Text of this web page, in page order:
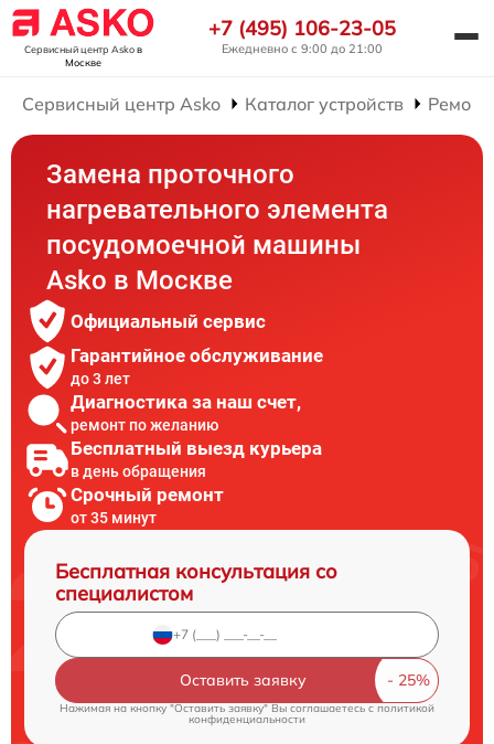
Сервисный центр Askoв
Москве
+7 (495) 106-23-05
Ежедневно с 9:00 до 21:00
Сервисный центр Asko Каталог устройств
Замена проточного
нагревательного элемента
посудомоечной машины
Asko в Москве
Официальный сервис
Гарантийное обслуживание
до 3 лет
Диагностика за наш счет,
ремонт по желанию
Бесплатный выезд курьера
в день обращения
Срочный ремонт
от 35 минут
Бесплатная консультация со
специалистом
Оставить заявку
Нажимая на кнопку "Оставить заявку" Вы соглашаетесь cполитикой
конфиденциальности